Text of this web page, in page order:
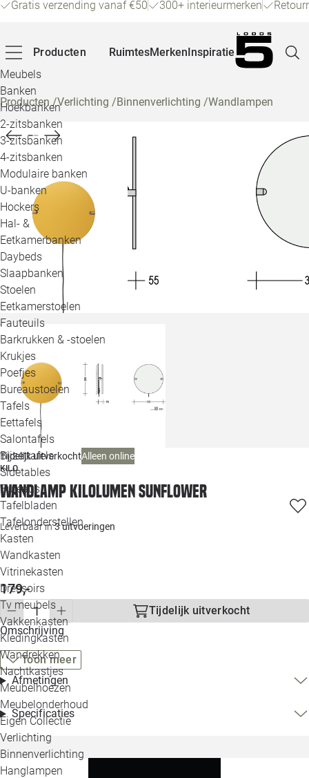
Gratis verzending vanaf €50 300+ interieurmerken
Producten
Meubels
Banken
Hoekbanken
2-zitsbanken
3-zitsbanken
4-zitsbanken
Modulaire banken
U-banken
Hockers
Hal- &
Eetkamerbanken
Daybeds
Slaapbanken
Stoelen
Eetkamerstoelen
Fauteuils
Barkrukken & -stoelen
Krukjes
Poefjes
Bureaustoelen
Tafels
Eettafels
Salontafels
Bijzettafels
Sidetables
Bureaus
Tafelbladen
Tafelonderstellen
Kasten
Wandkasten
Vitrinekasten
Dressoirs
Tv meubels
Vakkenkasten
Kledingkasten
Wandrekken
Nachtkastjes
Meubelhoezen
Meubelonderhoud
Eigen Collectie
Verlichting
Binnenverlichting
Hanglampen
RuimtesMerkenInspiratie
Alle
Producten/Verlichting /Binnenverlichting /Wandlampen
Tijdelijk uitverkochtAlleen online
KILO
Wandlamp KiloLumen Sunflower
Leverbaar in3 uitvoeringen
179,-
Tijdelijk uitverkocht
Omschrijving
Toon meer
Afmetingen
Specificaties